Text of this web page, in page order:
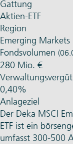
Gattung
Aktien-ETF
Region
Emerging Markets
Fondsvolumen
280 Mio. €
0,40%
Anlageziel
Der Deka MSCI
ETF ist ein
umfasst 300-500